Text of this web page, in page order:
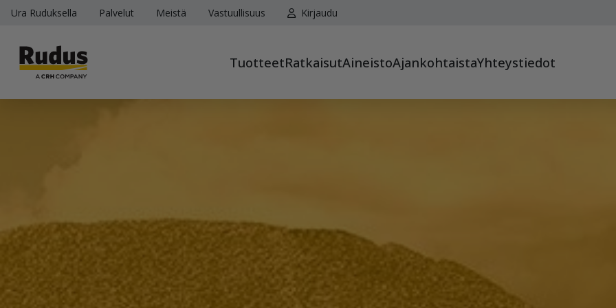
Ura Ruduksella Palvelut Meistä Vastuullisuus Kirjaudu
TuotteetRatkaisutAineistoAjankohtaistaYhteystiedot